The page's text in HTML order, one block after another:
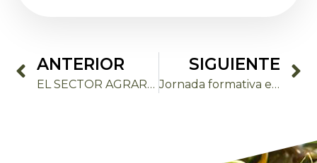
ANTERIOR
EL SECTOR AGRARIO HACIA LA SOSTENIBILIDAD
SIGUIENTE
Jornada formativa en San Telmo sobre La Cadena Alimentaria